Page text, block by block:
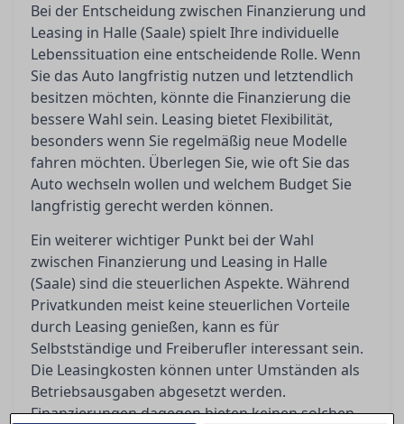
Bei der Entscheidung zwischen Finanzierung und
Leasing in Halle (Saale) spielt Ihre individuelle
Lebenssituation eine entscheidende Rolle. Wenn
Sie das Auto langfristig nutzen und letztendlich
besitzen möchten, könnte die Finanzierung die
bessere Wahl sein. Leasing bietet Flexibilität,
besonders wenn Sie regelmäßig neue Modelle
fahren möchten. Überlegen Sie, wie oft Sie das
Auto wechseln wollen und welchem Budget Sie
langfristig gerecht werden können.
Ein weiterer wichtiger Punkt bei der Wahl
zwischen Finanzierung und Leasing in Halle
(Saale) sind die steuerlichen Aspekte. Während
Privatkunden meist keine steuerlichen Vorteile
durch Leasing genießen, kann es für
Selbstständige und Freiberufler interessant sein.
Die Leasingkosten können unter Umständen als
Betriebsausgaben abgesetzt werden.
Finanzierungen dagegen bieten keinen solchen